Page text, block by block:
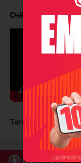
Счёт в серии:
Теги: Миннесота